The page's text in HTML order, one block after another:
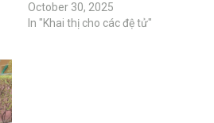
October 30, 2025
In "Khai thị cho các đệ tử"